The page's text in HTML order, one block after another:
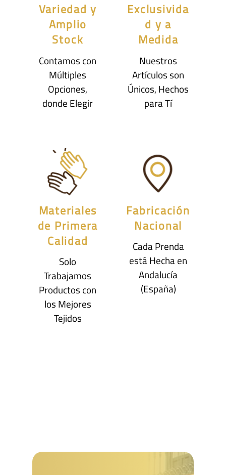
Variedad y
Amplio
Stock
Contamos con
Múltiples
Opciones,
donde Elegir
Exclusivida
d y a
Medida
Nuestros
Artículos son
Únicos, Hechos
para Tí
Materiales
de Primera
Calidad
Solo
Trabajamos
Productos con
los Mejores
Tejidos
Fabricación
Nacional
Cada Prenda
está Hecha en
Andalucía
(España)